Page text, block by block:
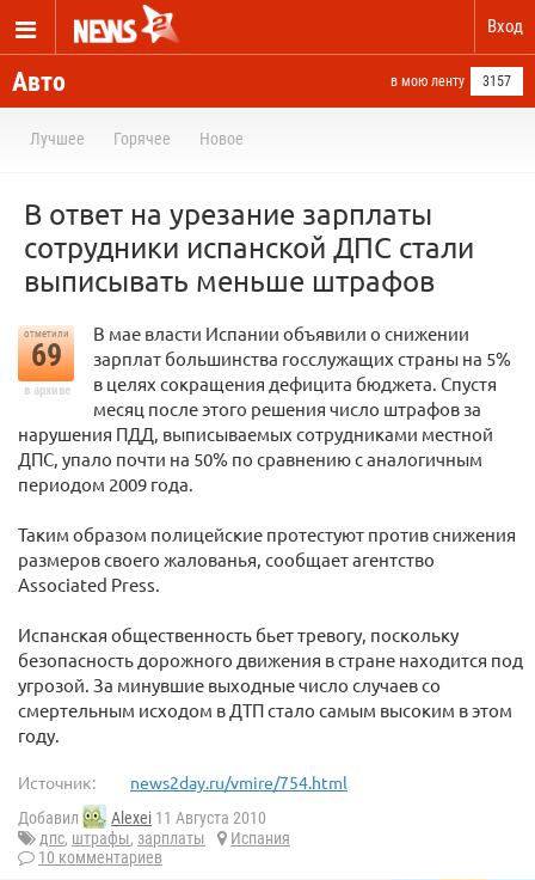
Вход
Авто в мою ленту 3157
Лучшее Горячее Новое
В ответ на урезание зарплаты
сотрудники испанской ДПС стали
выписывать меньше штрафов
отметили
69
в архиве
В мае власти Испании объявили о снижении
зарплат большинства госслужащих страны на 5%
в целях сокращения дефицита бюджета. Спустя
месяц после этого решения число штрафов за
нарушения ПДД, выписываемых сотрудниками местной
ДПС, упало почти на 50% по сравнению с аналогичным
периодом 2009 года.
Таким образом полицейские протестуют против снижения
размеров своего жалованья, сообщает агентство
Associated Press.
Испанская общественность бьет тревогу, поскольку
безопасность дорожного движения в стране находится под
угрозой. За минувшие выходные число случаев со
смертельным исходом в ДТП стало самым высоким в этом
году.
Источник: news2day.ru/vmire/754.html
Добавил Alexei 11 Августа 2010
дпс, штрафы, зарплаты
Испания
10 комментариев